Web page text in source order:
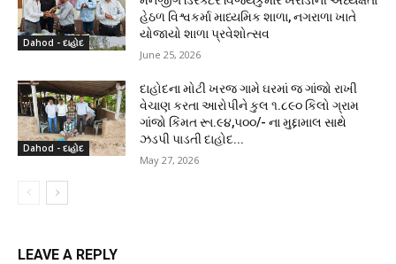
Dahod - દાહોદ
હેઠળ વિશ્વકર્મા માધ્યમિક શાળા, નગરાળા ખાતે
યોજાયો શાળા પ્રવેશોત્સવ
June 25, 2026
Dahod - દાહોદ
દાહોદના મોટી ખરજ ગામે ઘરમાં જ ગાંજો રાખી
વેચાણ કરતા આરોપીને કુલ ૧.૮૯૦ કિલો ગ્રામ
ગાંજો કિંમત રૂા.૯૪,૫૦૦/- ના મુદ્દામાલ સાથે
ઝડપી પાડતી દાહોદ...
May 27, 2026
LEAVE A REPLY